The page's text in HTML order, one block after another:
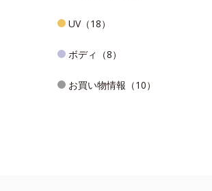
UV（18）
ボディ（8）
お買い物情報（10）